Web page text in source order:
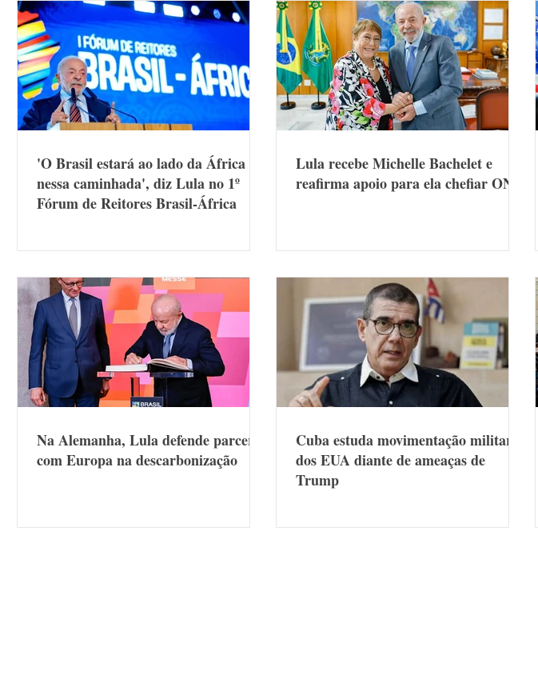
'O Brasil estará ao lado da África
nessa caminhada', diz Lula no 1º
Fórum de Reitores Brasil-África
Lula recebe Michelle Bachelet e
reafirma apoio para ela chefiar ONU
Na Alemanha, Lula defende parceria
com Europa na descarbonização
Cuba estuda movimentação militar
dos EUA diante de ameaças de
Trump